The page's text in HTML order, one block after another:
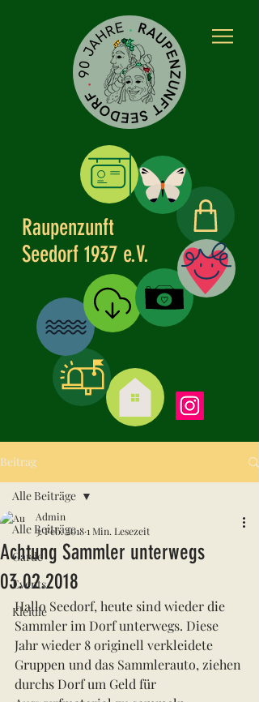
Raupenzunft
Seedorf 1937 e.V.
Kleidle
Beitrag
Alle Beiträge
Garde
Events
Kleidle
Alle Beiträge
Achtung Sammler unterwegs
03.02.2018
Admin
3. Feb. 20181 Min. Lesezeit
Hallo Seedorf, heute sind wieder die
Sammler im Dorf unterwegs. Diese
Jahr wieder 8 originell verkleidete
Gruppen und das Sammlerauto, ziehen
durchs Dorf um Geld für